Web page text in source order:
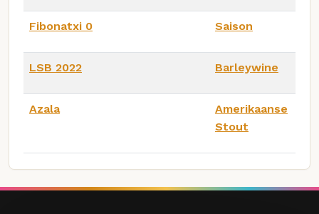
Fibonatxi 0 Saison
LSB 2022 Barleywine
Azala
Amerikaanse
Stout